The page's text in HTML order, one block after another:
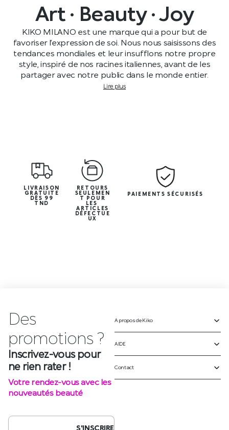
Art · Beauty · Joy
KIKO MILANO est une marque qui a pour but de
favoriser l’expression de soi. Nous nous saisissons des
tendances mondiales et leur insufflons notre propre
style, inspiré de nos racines italiennes, avant de les
partager avec notre public dans le monde entier.
Lire plus
LIVRAISON
GRATUITE
DÈS 99
TND
RETOURS
SEULEMEN
T POUR
LES
ARTICLES
DÉFECTUE
UX
PAIEMENTS SÉCURISÉS
Des
Inscrivez-vous pour
ne rien rater !
Votre rendez-vous avec les
nouveautés beauté
A propos de Kiko
AIDE
Contact
SUIVEZ-NOUS SUR